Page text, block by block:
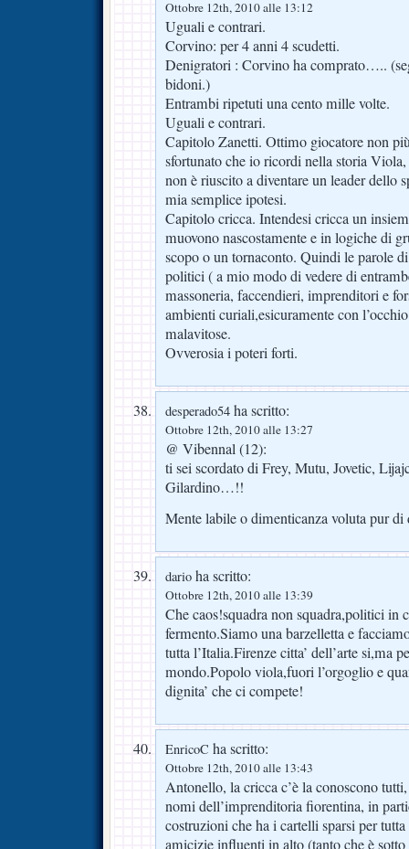
Ottobre 12th, 2010 alle 13:12
Uguali e contrari.
Corvino: per 4 anni 4 scudetti.
Denigratori : Corvino ha comprato…..
bidoni.)
Entrambi ripetuti una cento mille volte.
Uguali e contrari.
Capitolo Zanetti. Ottimo giocatore non
sfortunato che io ricordi nella storia
non è riuscito a diventare un leader dello
mia semplice ipotesi.
Capitolo cricca. Intendesi cricca un
muovono nascostamente e in logiche di
scopo o un tornaconto. Quindi le parole
politici ( a mio modo di vedere di
massoneria, faccendieri, imprenditori e
ambienti curiali,esicuramente con
malavitose.
Ovverosia i poteri forti.
desperado54 ha scritto:
Ottobre 12th, 2010 alle 13:27
@ Vibennal (12):
ti sei scordato di Frey, Mutu, Jovetic,
Gilardino…!!
Mente labile o dimenticanza voluta pur di
dario ha scritto:
Ottobre 12th, 2010 alle 13:39
Che caos!squadra non squadra,politici in
fermento.Siamo una barzelletta e
tutta l’Italia.Firenze citta’ dell’arte si,ma
mondo.Popolo viola,fuori l’orgoglio e
dignita’ che ci compete!
EnricoC ha scritto:
Ottobre 12th, 2010 alle 13:43
Antonello, la cricca c’è la conoscono
nomi dell’imprenditoria fiorentina, in
costruzioni che ha i cartelli sparsi per
amicizie influenti in alto (tanto che è